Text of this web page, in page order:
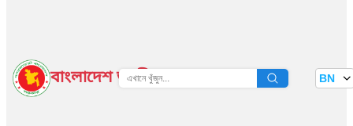
বাংলাদেশ জাতীয় তথ্য বাতায়ন BN